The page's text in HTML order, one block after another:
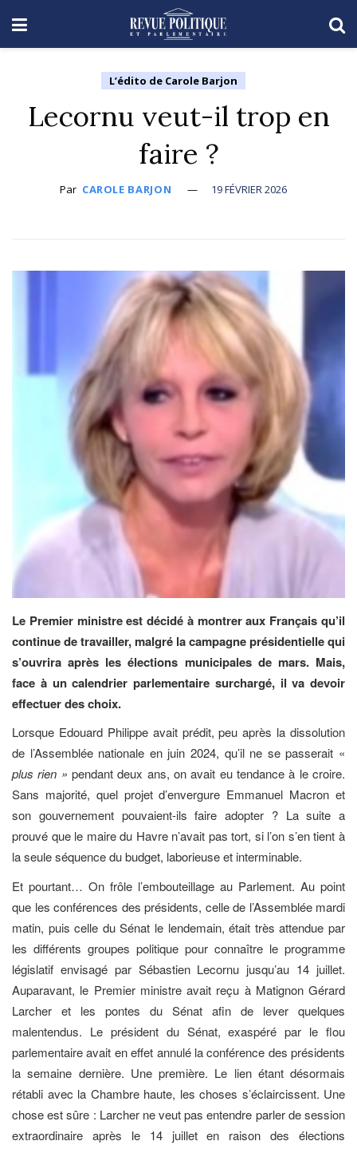
L’édito de Carole Barjon
Lecornu veut-il trop en
faire ?
Par CAROLE BARJON 19 FÉVRIER 2026
Le Premier ministre est décidé à montrer aux Français qu’il
continue de travailler, malgré la campagne présidentielle qui
s’ouvrira après les élections municipales de mars. Mais,
face à un calendrier parlementaire surchargé, il va devoir
effectuer des choix.
Lorsque Edouard Philippe avait prédit, peu après la dissolution
de l’Assemblée nationale en juin 2024, qu’il ne se passerait «
plus rien » pendant deux ans, on avait eu tendance à le croire.
Sans majorité, quel projet d’envergure Emmanuel Macron et
son gouvernement pouvaient-ils faire adopter ? La suite a
prouvé que le maire du Havre n’avait pas tort, si l’on s’en tient à
la seule séquence du budget, laborieuse et interminable.
Et pourtant… On frôle l’embouteillage au Parlement. Au point
que les conférences des présidents, celle de l’Assemblée mardi
matin, puis celle du Sénat le lendemain, était très attendue par
les différents groupes politique pour connaître le programme
législatif envisagé par Sébastien Lecornu jusqu’au 14 juillet.
Auparavant, le Premier ministre avait reçu à Matignon Gérard
Larcher et les pontes du Sénat afin de lever quelques
malentendus. Le président du Sénat, exaspéré par le flou
parlementaire avait en effet annulé la conférence des présidents
la semaine dernière. Une première. Le lien étant désormais
rétabli avec la Chambre haute, les choses s’éclaircissent. Une
chose est sûre : Larcher ne veut pas entendre parler de session
extraordinaire après le 14 juillet en raison des élections